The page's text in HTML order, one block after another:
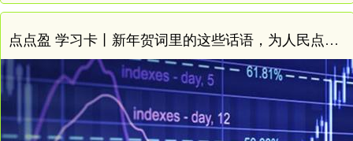
点点盈 学习卡丨新年贺词里的这些话语，为人民点赞、为奋斗鼓劲！